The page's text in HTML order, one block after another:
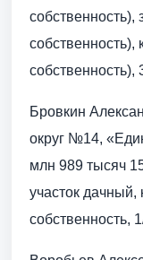
собственность),
собственность),
собственность),
Бровкин
округ №14,
млн 989 тысяч
участок
собственность,